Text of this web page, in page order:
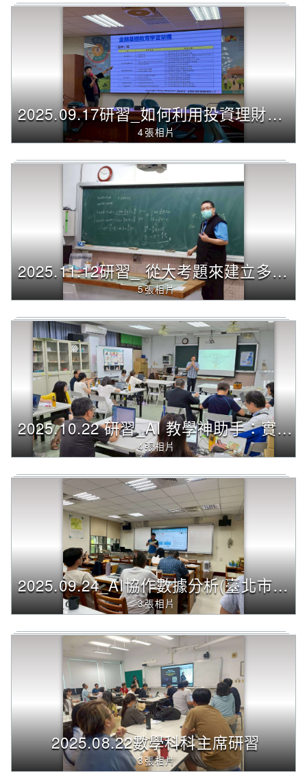
2025.09.17研習_如何利用投資理財的多元選修課 製作學習歷程檔案(臺北市立陽明高中 王聖淵老師)
4張相片
2025.11.12研習_ 從大考題來建立多重表徵連結與命題(桃園市立楊梅高中 許技江老師)
5張相片
2025.10.22 研習_AI 教學神助手：實現互動、 探究與因材施教的夢想課堂(臺北市立建國高中 林烱伊老師)
4張相片
2025.09.24_AI協作數據分析(臺北市立永春高中 曾慶良老師)
3張相片
2025.08.22數學科科主席研習
3張相片